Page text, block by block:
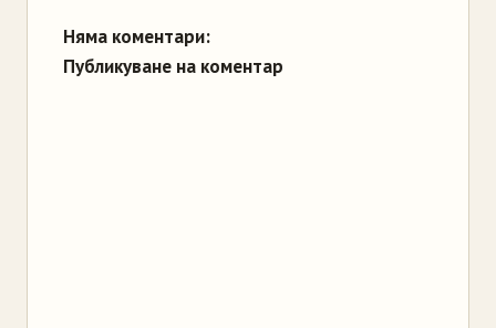
Няма коментари:
Публикуване на коментар